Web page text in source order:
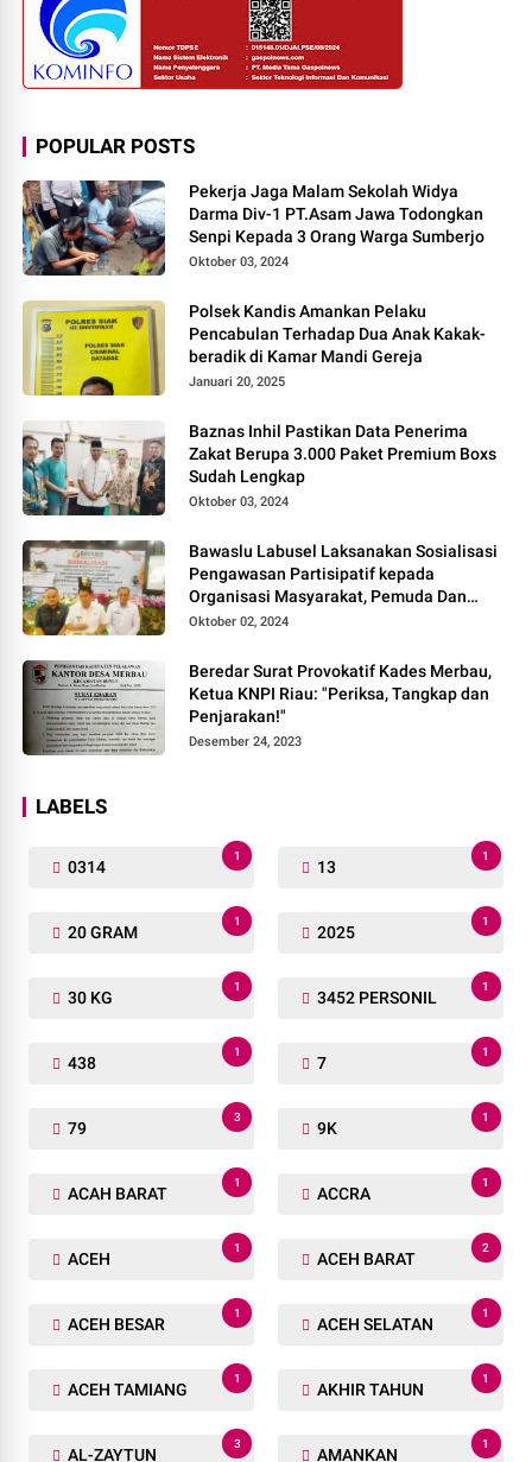
POPULAR POSTS
Pekerja Jaga Malam Sekolah Widya
Darma Div-1 PT.Asam Jawa Todongkan
Senpi Kepada 3 Orang Warga Sumberjo
Oktober 03, 2024
Polsek Kandis Amankan Pelaku
Pencabulan Terhadap Dua Anak Kakak-
beradik di Kamar Mandi Gereja
Januari 20, 2025
Baznas Inhil Pastikan Data Penerima
Zakat Berupa 3.000 Paket Premium Boxs
Sudah Lengkap
Oktober 03, 2024
Bawaslu Labusel Laksanakan Sosialisasi
Pengawasan Partisipatif kepada
Organisasi Masyarakat, Pemuda Dan
Agama Pada pilkada Serentak 2024
Oktober 02, 2024
Beredar Surat Provokatif Kades Merbau,
Ketua KNPI Riau: "Periksa, Tangkap dan
Penjarakan!"
Desember 24, 2023
LABELS
0314
1
13
1
20 GRAM
1
2025
1
30 KG
1
3452 PERSONIL
1
438
1
7
1
79
3
9K
1
ACAH BARAT
1
ACCRA
1
ACEH
1
ACEH BARAT
2
ACEH BESAR
1
ACEH SELATAN
1
ACEH TAMIANG
1
AKHIR TAHUN
1
AL-ZAYTUN
3
AMANKAN
1